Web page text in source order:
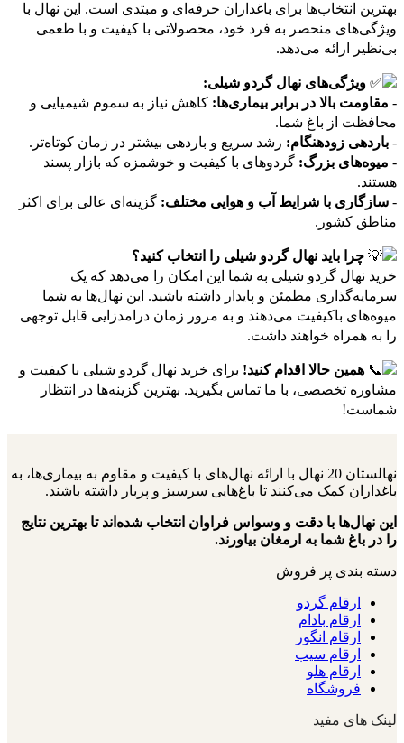
بهترین انتخاب‌ها برای باغداران حرفه‌ای و مبتدی است. این نهال با
ویژگی‌های منحصر به فرد خود، محصولاتی با کیفیت و با طعمی
بی‌نظیر ارائه می‌دهد.
ویژگی‌های نهال گردو شیلی:
- مقاومت بالا در برابر بیماری‌ها: کاهش نیاز به سموم شیمیایی و
محافظت از باغ شما.
- باردهی زودهنگام: رشد سریع و باردهی بیشتر در زمان کوتاه‌تر.
- میوه‌های بزرگ: گردوهای با کیفیت و خوشمزه که بازار پسند
هستند.
- سازگاری با شرایط آب و هوایی مختلف: گزینه‌ای عالی برای اکثر
مناطق کشور.
چرا باید نهال گردو شیلی را انتخاب کنید؟
خرید نهال گردو شیلی به شما این امکان را می‌دهد که یک
سرمایه‌گذاری مطمئن و پایدار داشته باشید. این نهال‌ها به شما
میوه‌های باکیفیت می‌دهند و به مرور زمان درامدزایی قابل توجهی
را به همراه خواهند داشت.
همین حالا اقدام کنید! برای خرید نهال گردو شیلی با کیفیت و
مشاوره تخصصی، با ما تماس بگیرید. بهترین گزینه‌ها در انتظار
شماست!
نهالستان 20 نهال با ارائه نهال‌های با کیفیت و مقاوم به بیماری‌ها، به
باغداران کمک می‌کنند تا باغ‌هایی سرسبز و پربار داشته باشند.
این نهال‌ها با دقت و وسواس فراوان انتخاب شده‌اند تا بهترین نتایج
را در باغ شما به ارمغان بیاورند.
دسته بندی پر فروش
ارقام گردو
ارقام بادام
ارقام انگور
ارقام سیب
ارقام هلو
فروشگاه
لینک های مفید